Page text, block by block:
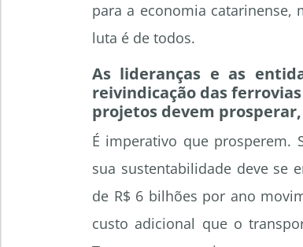
para a economia
luta é de todos.
As lideranças e as
reivindicação das ferrovias
projetos devem
É imperativo que prosperem.
sua sustentabilidade deve se
de R$ 6 bilhões por ano
custo adicional que o